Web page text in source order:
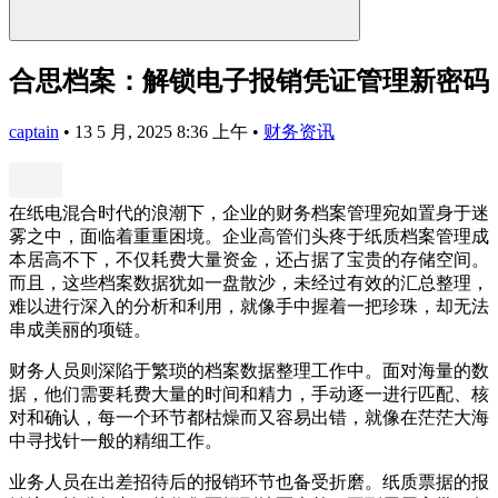
合思档案：解锁电子报销凭证管理新密码
captain • 13 5 月, 2025 8:36 上午 • 财务资讯
在纸电混合时代的浪潮下，企业的财务档案管理宛如置身于迷
雾之中，面临着重重困境。企业高管们头疼于纸质档案管理成
本居高不下，不仅耗费大量资金，还占据了宝贵的存储空间。
而且，这些档案数据犹如一盘散沙，未经过有效的汇总整理，
难以进行深入的分析和利用，就像手中握着一把珍珠，却无法
串成美丽的项链。
财务人员则深陷于繁琐的档案数据整理工作中。面对海量的数
据，他们需要耗费大量的时间和精力，手动逐一进行匹配、核
对和确认，每一个环节都枯燥而又容易出错，就像在茫茫大海
中寻找针一般的精细工作。
业务人员在出差招待后的报销环节也备受折磨。纸质票据的报